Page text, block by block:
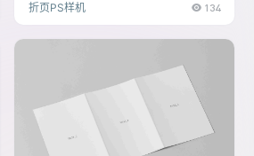
折页PS样机 134